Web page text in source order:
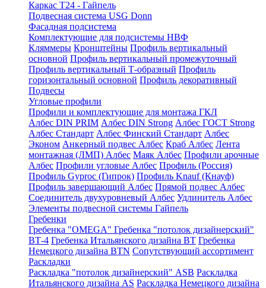
Каркас Т24 - Гайпель
Подвесная система USG Donn
Фасадная подсистема
Комплектующие для подсистемы НВФ
Кляммеры Кронштейны Профиль вертикальный
основной Профиль вертикальный промежуточный
Профиль вертикальный Т-образный Профиль
горизонтальный основной Профиль декоративный
Подвесы
Угловые профили
Профили и комплектующие для монтажа ГКЛ
Албес DIN PRIM Албес DIN Strong Албес ГОСТ Strong
Албес Стандарт Албес Финский Стандарт Албес
Эконом Анкерный подвес Албес Краб Албес Лента
монтажная (ЛМП) Албес Маяк Албес Профили арочные
Албес Профили угловые Албес Профиль (Россия)
Профиль Gyproc (Гипрок) Профиль Knauf (Кнауф)
Профиль завершающий Албес Прямой подвес Албес
Соединитель двухуровневый Албес Удлинитель Албес
Элементы подвесной системы Гайпель
Гребенки
Гребенка "OMEGA" Гребенка "потолок дизайнерский"
ВТ-4 Гребенка Итальянского дизайна BT Гребенка
Немецкого дизайна ВТN Сопутствующий ассортимент
Раскладки
Раскладка "потолок дизайнерский" ASB Раскладка
Итальянского дизайна AS Раскладка Немецкого дизайна